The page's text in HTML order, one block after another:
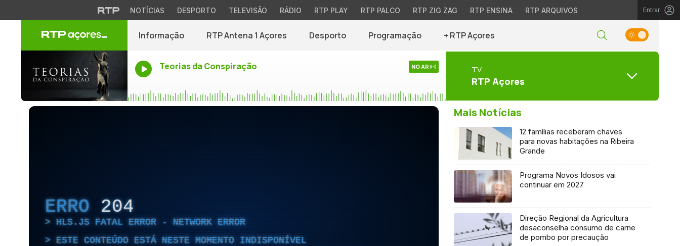
NOTÍCIAS DESPORTO TELEVISÃO RÁDIO RTP PLAY RTP PALCO RTP ZIG ZAG RTP ENSINA RTP ARQUIVOS Entrar
Informação RTP Antena 1 Açores Desporto Programação + RTP Açores
Teorias da Conspiração NO AR TV
RTP Açores
ERRO 204
HLS.JS FATAL ERROR - NETWORK ERROR
ESTE CONTEÚDO ESTÁ NESTE MOMENTO INDISPONÍVEL
Mais Notícias
12 famílias receberam chaves
para novas habitações na Ribeira
Grande
Programa Novos Idosos vai
continuar em 2027
Direção Regional da Agricultura
desaconselha consumo de carne
de pombo por precaução